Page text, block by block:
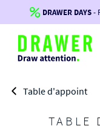
Jusqu'à-
-voir
DRAWER DAYS-
Table d'appoint
TABLE